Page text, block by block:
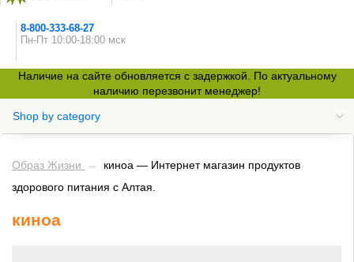
8-800-333-68-27
Пн-Пт 10:00-18:00 мск
Наличие на сайте обновляется с задержкой. По актуальному
наличию перезвонит менеджер!
Shop by category
Образ Жизни →
киноа — Интернет магазин продуктов
здорового питания с Алтая.
киноа